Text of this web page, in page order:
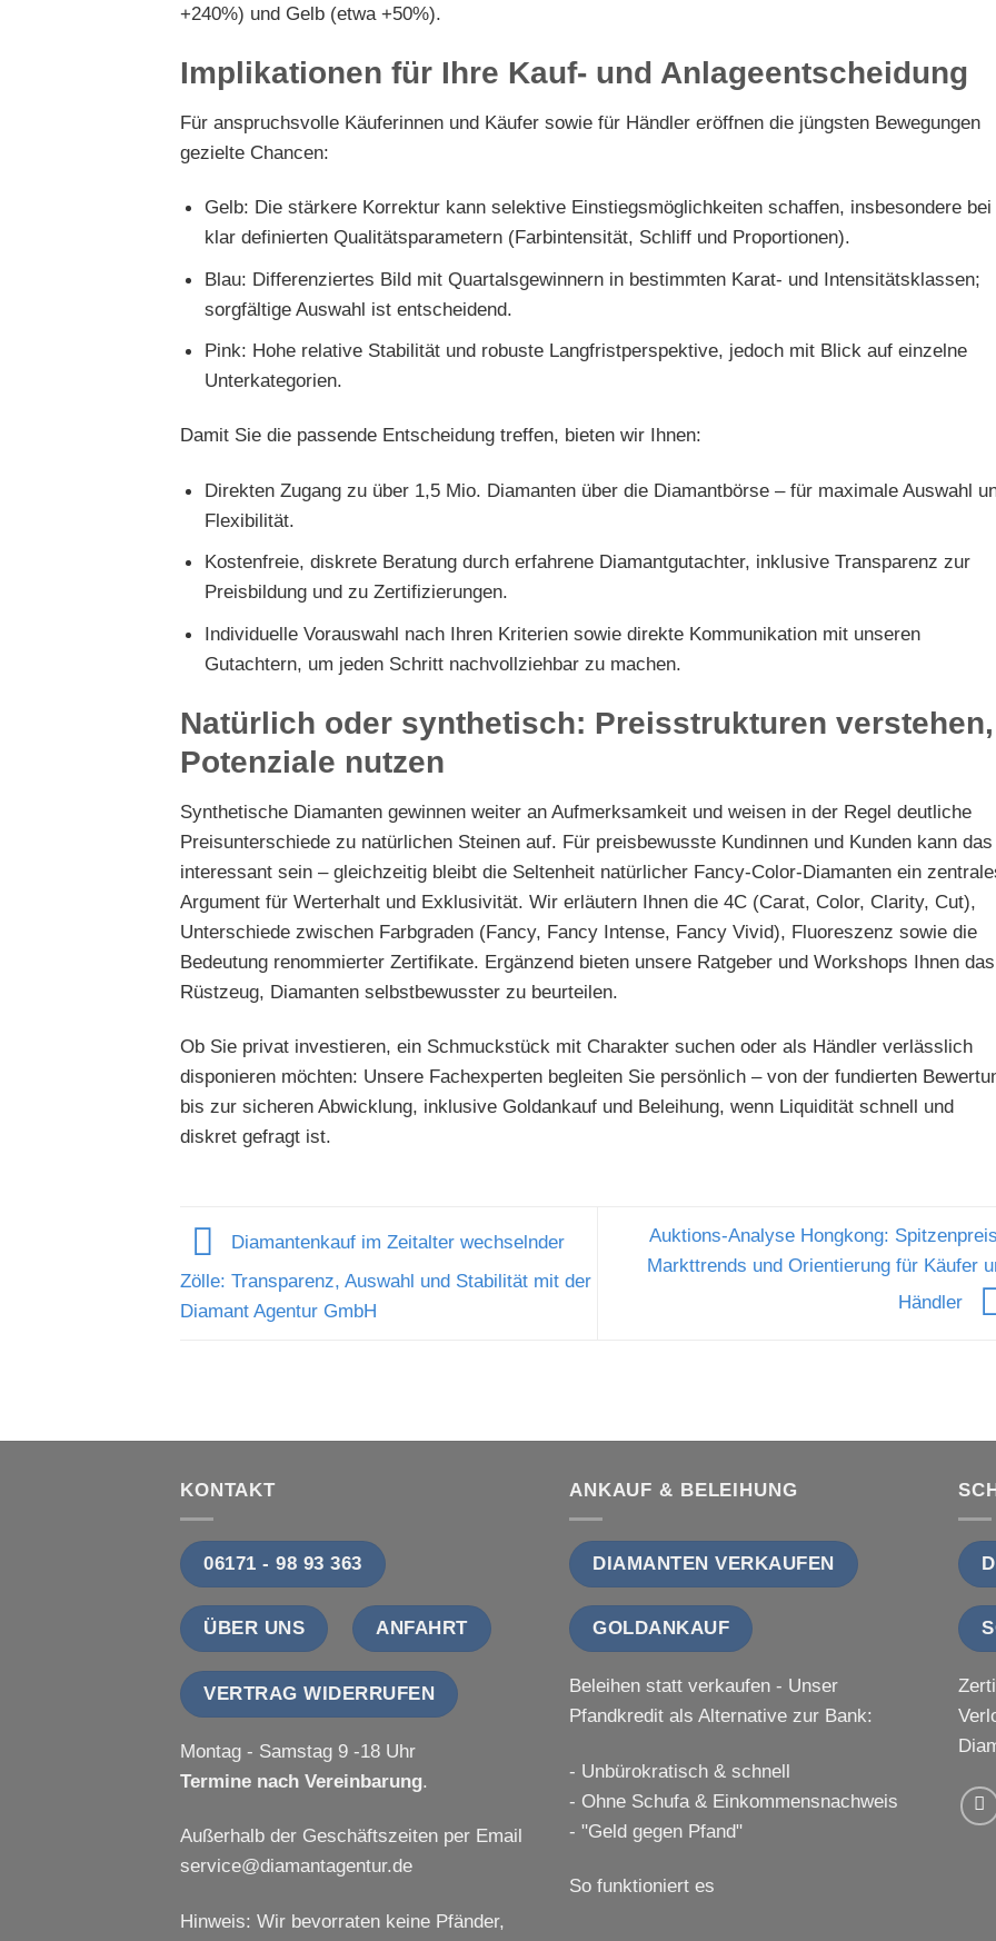
+240%) und Gelb (etwa +50%).
Implikationen für Ihre Kauf- und Anlageentscheidung
Für anspruchsvolle Käuferinnen und Käufer sowie für Händler eröffnen die jüngsten Bewegungen
gezielte Chancen:
Gelb: Die stärkere Korrektur kann selektive Einstiegsmöglichkeiten schaffen, insbesondere bei
klar definierten Qualitätsparametern (Farbintensität, Schliff und Proportionen).
Blau: Differenziertes Bild mit Quartalsgewinnern in bestimmten Karat- und Intensitätsklassen;
sorgfältige Auswahl ist entscheidend.
Pink: Hohe relative Stabilität und robuste Langfristperspektive, jedoch mit Blick auf einzelne
Unterkategorien.
Damit Sie die passende Entscheidung treffen, bieten wir Ihnen:
Direkten Zugang zu über 1,5 Mio. Diamanten über die Diamantbörse – für maximale Auswahl
Flexibilität.
Kostenfreie, diskrete Beratung durch erfahrene Diamantgutachter, inklusive Transparenz zur
Preisbildung und zu Zertifizierungen.
Individuelle Vorauswahl nach Ihren Kriterien sowie direkte Kommunikation mit unseren
Gutachtern, um jeden Schritt nachvollziehbar zu machen.
Natürlich oder synthetisch: Preisstrukturen verstehen,
Potenziale nutzen
Synthetische Diamanten gewinnen weiter an Aufmerksamkeit und weisen in der Regel deutliche
Preisunterschiede zu natürlichen Steinen auf. Für preisbewusste Kundinnen und Kunden kann das
interessant sein – gleichzeitig bleibt die Seltenheit natürlicher Fancy-Color-Diamanten ein
Argument für Werterhalt und Exklusivität. Wir erläutern Ihnen die 4C (Carat, Color, Clarity, Cut),
Unterschiede zwischen Farbgraden (Fancy, Fancy Intense, Fancy Vivid), Fluoreszenz sowie die
Bedeutung renommierter Zertifikate. Ergänzend bieten unsere Ratgeber und Workshops Ihnen das
Rüstzeug, Diamanten selbstbewusster zu beurteilen.
Ob Sie privat investieren, ein Schmuckstück mit Charakter suchen oder als Händler verlässlich
disponieren möchten: Unsere Fachexperten begleiten Sie persönlich – von der fundierten
bis zur sicheren Abwicklung, inklusive Goldankauf und Beleihung, wenn Liquidität schnell und
diskret gefragt ist.
Diamantenkauf im Zeitalter wechselnder
Zölle: Transparenz, Auswahl und Stabilität mit der
Diamant Agentur GmbH
Auktions-Analyse Hongkong:
Markttrends und Orientierung für Käufer
Händler
KONTAKT
06171 - 98 93 363
ÜBER UNS ANFAHRT
VERTRAG WIDERRUFEN
Montag - Samstag 9 -18 Uhr
Termine nach Vereinbarung.
Außerhalb der Geschäftszeiten per Email
service@diamantagentur.de
Hinweis: Wir bevorraten keine Pfänder,
ANKAUF & BELEIHUNG
DIAMANTEN VERKAUFEN
GOLDANKAUF
Beleihen statt verkaufen - Unser
Pfandkredit als Alternative zur Bank:
- Unbürokratisch & schnell
- Ohne Schufa & Einkommensnachweis
- "Geld gegen Pfand"
So funktioniert es